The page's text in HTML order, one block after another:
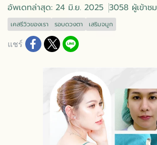
อัพเดทล่าสุด: 24 มิ.ย. 2025 3058 ผู้เข้าชม
เคสรีวิวของเรา รอบดวงตา เสริมจมูก
แชร์